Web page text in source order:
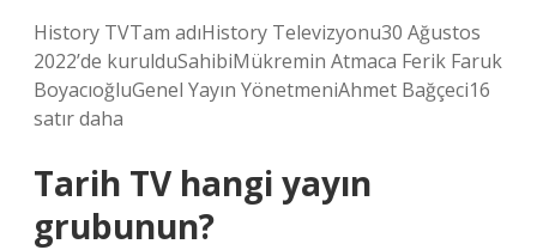
History TVTam adıHistory Televizyonu30 Ağustos
2022’de kurulduSahibiMükremin Atmaca Ferik Faruk
BoyacıoğluGenel Yayın YönetmeniAhmet Bağçeci16
satır daha
Tarih TV hangi yayın
grubunun?